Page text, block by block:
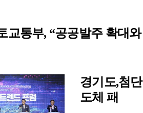
교통부, “공공발주 확대
경기도,첨
도체 패